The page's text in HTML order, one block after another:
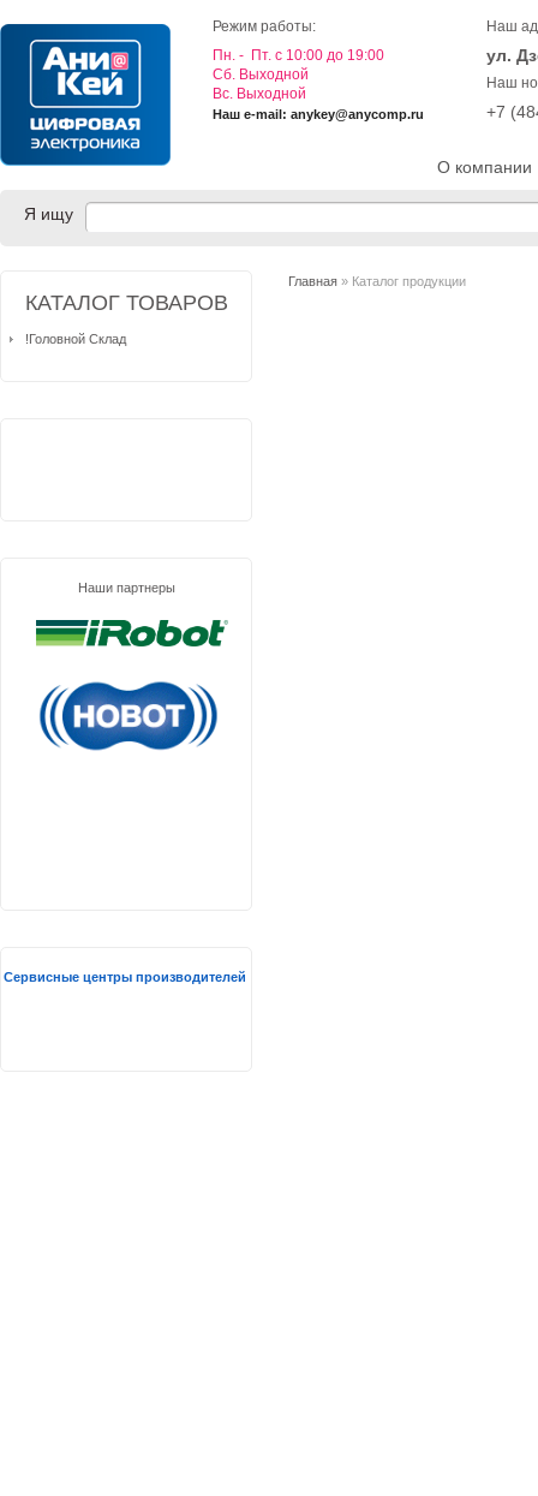
О компании
Режим работы:
Пн. - Пт. с 10:00 до 19:00
Cб. Выходной
Вс. Выходной
Наш e-mail: anykey@anycomp.ru
Наш
ул.
Наш
+7
Я ищу
Главная » Каталог продукции
КАТАЛОГ ТОВАРОВ
!Головной Склад
Наши партнеры
Сервисные центры производителей